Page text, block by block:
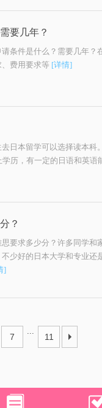
要几年？
条件是什么？需要几年？
费用要求等 [详情]
日本留学可以选择读本科
历，有一定的日语和英语
？
要求多少分？许多同学和
少好的日本大学和专业还
]
7
...
11